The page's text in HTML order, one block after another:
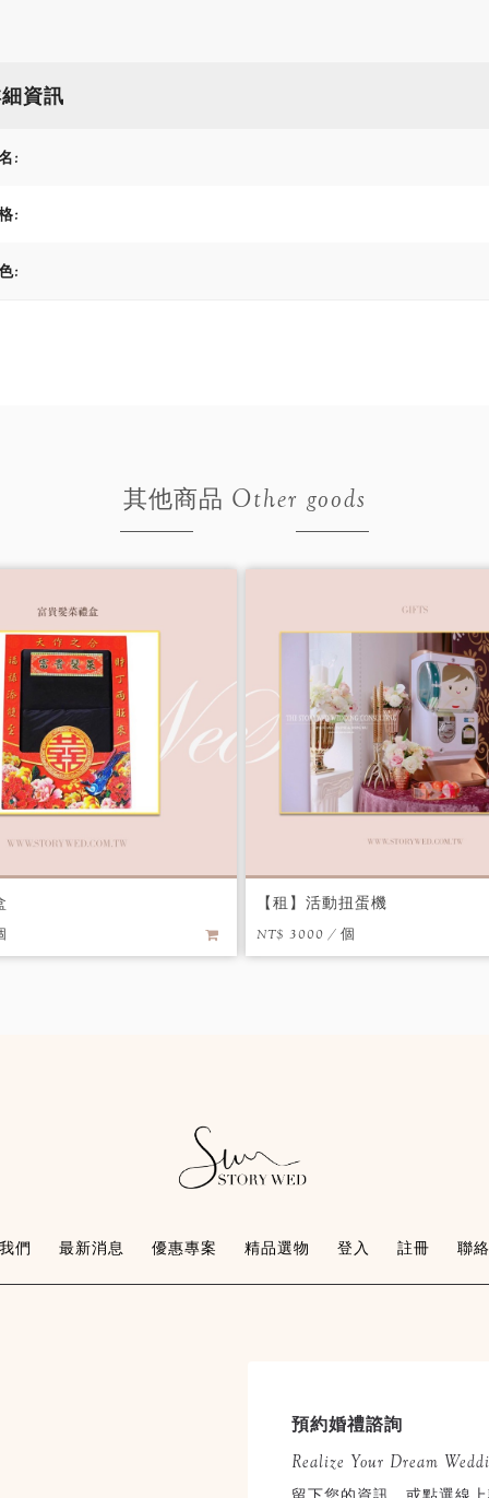
資訊
:
:
:
其他商品 Other goods
【租】活動扭蛋機
NT$ 3000 / 個
們 最新消息 優惠專案 精品選物 登入 註冊 聯
預約婚禮諮詢
Realize Your Dream
留下您的資訊，或點選線